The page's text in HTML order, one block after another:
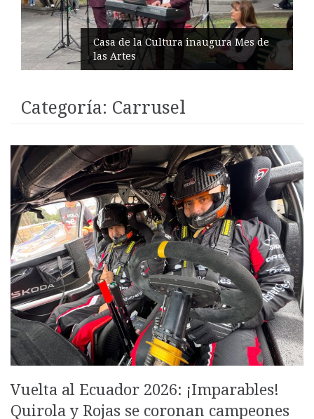
IESS entrega insulina entre reclamos
medicinales
Categoría: Carrusel
Vuelta al Ecuador 2026: ¡Imparables!
Quirola y Rojas se coronan campeones